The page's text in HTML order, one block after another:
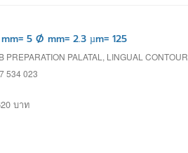
5 Ø mm= 2.3 µm= 125
PREPARATION PALATAL, LINGUAL CONTOUR
534 023
บาท